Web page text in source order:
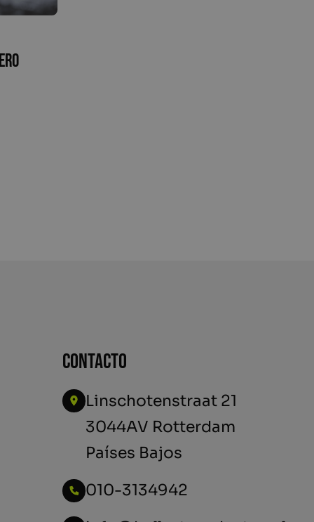
Contacto
Linschotenstraat 21
3044AV Rotterdam
Países Bajos
010-3134942